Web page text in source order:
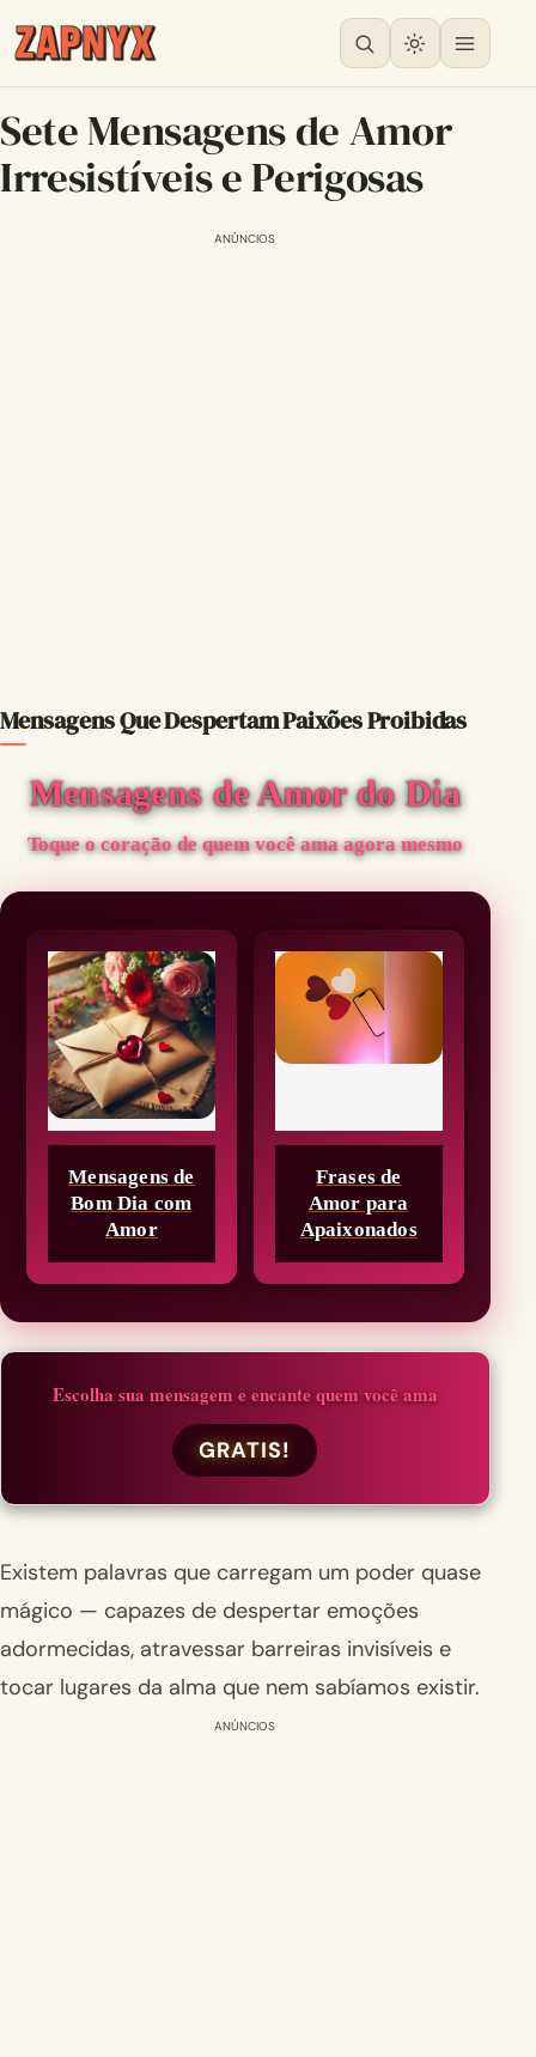
Sete Mensagens de Amor
Irresistíveis e Perigosas
ANÚNCIOS
Mensagens Que Despertam Paixões Proibidas
Mensagens de Amor do Dia
Toque o coração de quem você ama agora mesmo
Mensagens de
Bom Dia com
Amor
Frases de
Amor para
Apaixonados
Escolha sua mensagem e encante quem você ama
GRATIS!
Existem palavras que carregam um poder quase
mágico — capazes de despertar emoções
adormecidas, atravessar barreiras invisíveis e
tocar lugares da alma que nem sabíamos existir.
ANÚNCIOS